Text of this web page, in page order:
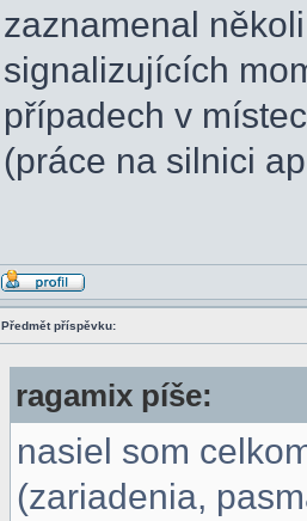
zaznamenal
signalizujících
případech v
(práce na silnici
Předmět příspěvku:
ragamix píše:
nasiel som
(zariadenia,